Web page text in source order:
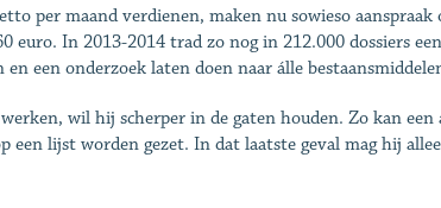
per maand verdienen, maken nu sowieso aanspraak
euro. In 2013-2014 trad zo nog in 212.000 dossiers
een onderzoek laten doen naar álle
wil hij scherper in de gaten houden. Zo kan
een lijst worden gezet. In dat laatste geval mag hij